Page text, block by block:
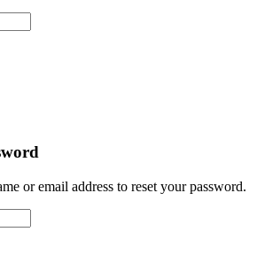
or email address to reset your password.